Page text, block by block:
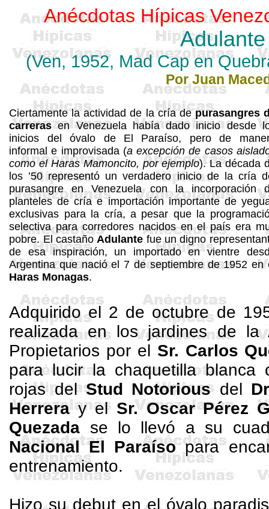
Anécdotas Hípicas
Adulante
(Ven, 1952, Mad Capen
Por Juan
Ciertamente la actividad de la cría depurasangres
carrerasen Venezuela había dado inicio desde
inicios del óvalo de El Paraíso, pero de
informal e improvisada (a excepción de casos
como elHarasMamoncito, por ejemplo). La década
los ’50 representó un verdadero inicio de la cría
purasangre en Venezuela con la incorporación
planteles de cría e importación importante de
exclusivas para la cría, a pesar que la
selectiva para corredores nacidos en el país era
pobre. El castañoAdulante fue un digno
de esa inspiración, un importado en vientre
Argentina que nació el 7 de septiembre de 1952 en
Haras Monagas.
Adquirido el 2 de octubre de
realizada en los jardines de la
Propietarios por el Sr. Carlos
para lucir la chaquetilla blanca
rojas delStud Notoriousdel
Herreray el Sr. Oscar Pérez
Quezada se lo llevó a su
Nacional El Paraísopara
entrenamiento.
Hizo su debut en el óvalo